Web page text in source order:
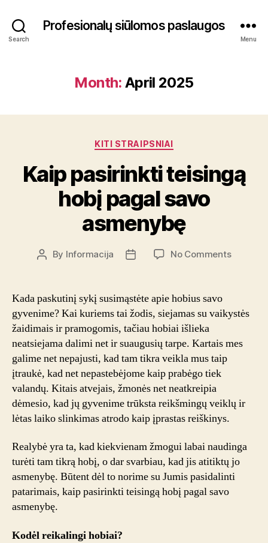
Search
Profesionalų siūlomos paslaugos
Menu
Month: April 2025
Categories
KITI STRAIPSNIAI
Kaip pasirinkti teisingą
hobį pagal savo
asmenybę
Post
By Informacija
Post
No Commentson
pagal
Kada paskutinį sykį susimąstėte apie hobius savo
gyvenime? Kai kuriems tai žodis, siejamas su vaikystės
žaidimais ir pramogomis, tačiau hobiai išlieka
neatsiejama dalimi net ir suaugusių tarpe. Kartais mes
galime net nepajusti, kad tam tikra veikla mus taip
įtraukė, kad net nepastebėjome kaip prabėgo tiek
valandų. Kitais atvejais, žmonės net neatkreipia
dėmesio, kad jų gyvenime trūksta reikšmingų veiklų ir
lėtas laiko slinkimas atrodo kaip įprastas reiškinys.
Realybė yra ta, kad kiekvienam žmogui labai naudinga
turėti tam tikrą hobį, o dar svarbiau, kad jis atitiktų jo
asmenybę. Būtent dėl to norime su Jumis pasidalinti
patarimais, kaip pasirinkti teisingą hobį pagal savo
asmenybę.
Kodėl reikalingi hobiai?